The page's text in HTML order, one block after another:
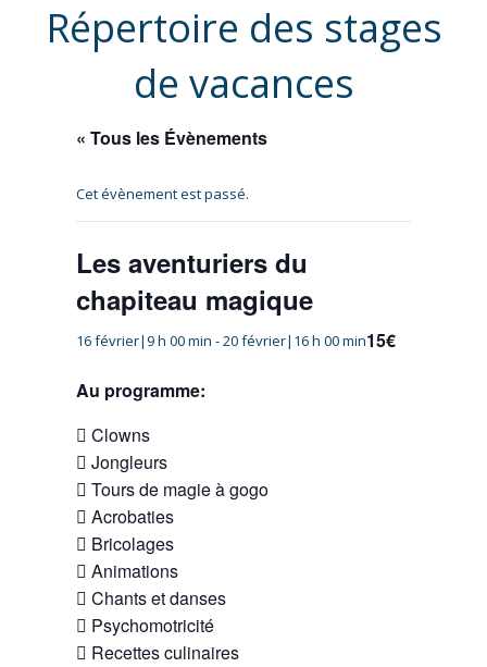
Répertoire des stages
de vacances
« Tous les Évènements
Cet évènement est passé.
Les aventuriers du
chapiteau magique
16 février|9 h 00 min -20 février|16 h 00 min15€
Au programme:
 Clowns
 Jongleurs
 Tours de magie à gogo
 Acrobaties
 Bricolages
 Animations
 Chants et danses
 Psychomotricité
 Recettes culinaires